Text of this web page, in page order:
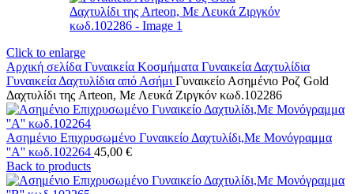
Click to enlarge
Αρχική σελίδα Γυναικεία Κοσμήματα Γυναικεία Δαχτυλίδια
Γυναικεία Δαχτυλίδια από Ασήμι Γυναικείο Ασημένιο Ροζ Gold
Δαχτυλίδι της Arteon, Με Λευκά Ζιργκόν κωδ.102286
Ασημένιο Επιχρυσωμένο Γυναικείο Δαχτυλίδι,Με Μονόγραμμα
''Α'' κωδ.102264 45,00 €
Back to products